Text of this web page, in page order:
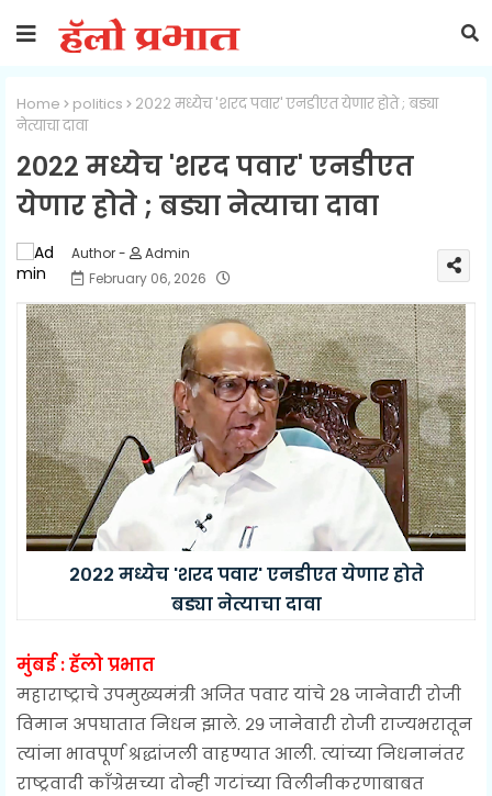
Home politics
२०२२ मध्येच 'शरद पवार' एनडीएत येणार होते ; बड्या
नेत्याचा दावा
२०२२ मध्येच 'शरद पवार' एनडीएत
येणार होते ; बड्या नेत्याचा दावा
Admin
February 06, 2026
२०२२ मध्येच 'शरद पवार' एनडीएत येणार होते
बड्या नेत्याचा दावा
मुंबई : हॅलो प्रभात
महाराष्ट्राचे उपमुख्यमंत्री अजित पवार यांचे २८ जानेवारी रोजी
विमान अपघातात निधन झाले. २९ जानेवारी रोजी राज्यभरातून
त्यांना भावपूर्ण श्रद्धांजली वाहण्यात आली. त्यांच्या निधनानंतर
राष्ट्रवादी काँग्रेसच्या दोन्ही गटांच्या विलीनीकरणाबाबत